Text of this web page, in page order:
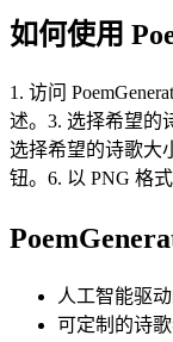
如何使用
1. 访问
述。3. 选择希望的
选择希望的诗歌大
钮。6. 以 PNG 格
人工智能驱
可定制的诗